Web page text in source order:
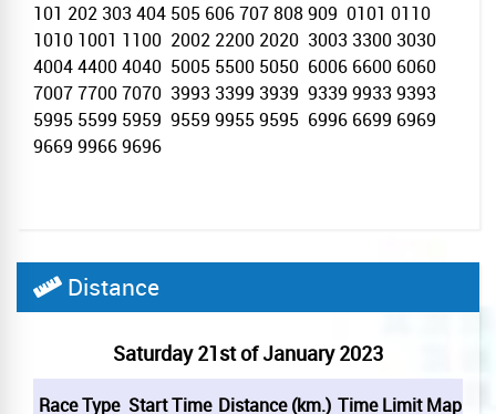
101 202 303 404 505 606 707 808 909 0101 0110
1010 1001 1100 2002 2200 2020 3003 3300 3030
4004 4400 4040 5005 5500 5050 6006 6600 6060
7007 7700 7070 3993 3399 3939 9339 9933 9393
5995 5599 5959 9559 9955 9595 6996 6699 6969
9669 9966 9696
Distance
Saturday 21st of January 2023
Race Type Start Time Distance (km.) Time Limit Map